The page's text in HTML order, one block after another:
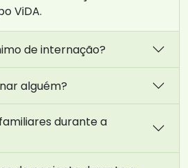
ViDA.
de internação?
alguém?
durante a